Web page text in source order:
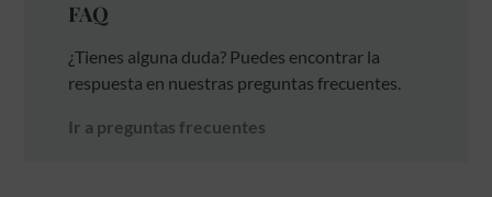
FAQ
¿Tienes alguna duda? Puedes encontrar la
respuesta en nuestras preguntas frecuentes.
Ir a preguntas frecuentes